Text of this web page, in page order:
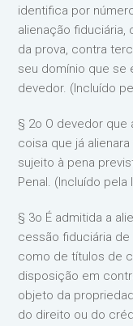
identifica por
alienação fiduciária,
da prova, contra
seu domínio que se
devedor. (Incluído
§ 2o O devedor que
coisa que já
sujeito à pena
Penal. (Incluído pela
§ 3o É admitida a
cessão fiduciária
como de títulos de
disposição em
objeto da
do direito ou do